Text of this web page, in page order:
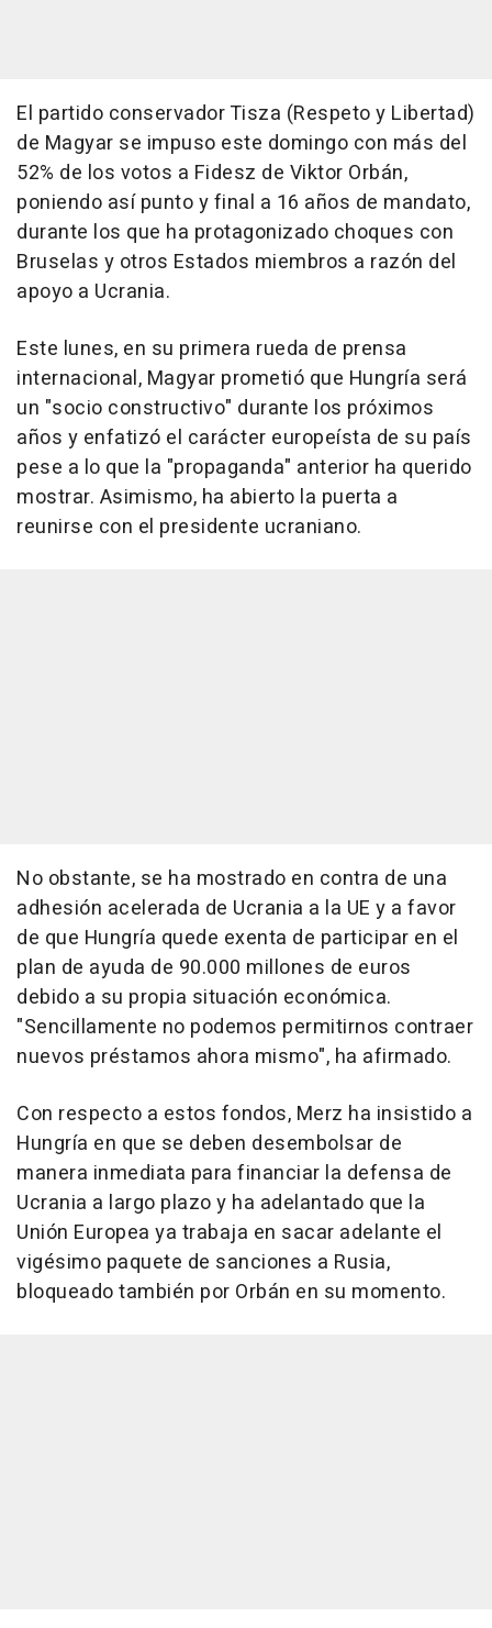
El partido conservador Tisza (Respeto y Libertad)
de Magyar se impuso este domingo con más del
52% de los votos a Fidesz de Viktor Orbán,
poniendo así punto y final a 16 años de mandato,
durante los que ha protagonizado choques con
Bruselas y otros Estados miembros a razón del
apoyo a Ucrania.
Este lunes, en su primera rueda de prensa
internacional, Magyar prometió que Hungría será
un "socio constructivo" durante los próximos
años y enfatizó el carácter europeísta de su país
pese a lo que la "propaganda" anterior ha querido
mostrar. Asimismo, ha abierto la puerta a
reunirse con el presidente ucraniano.
No obstante, se ha mostrado en contra de una
adhesión acelerada de Ucrania a la UE y a favor
de que Hungría quede exenta de participar en el
plan de ayuda de 90.000 millones de euros
debido a su propia situación económica.
"Sencillamente no podemos permitirnos contraer
nuevos préstamos ahora mismo", ha afirmado.
Con respecto a estos fondos, Merz ha insistido a
Hungría en que se deben desembolsar de
manera inmediata para financiar la defensa de
Ucrania a largo plazo y ha adelantado que la
Unión Europea ya trabaja en sacar adelante el
vigésimo paquete de sanciones a Rusia,
bloqueado también por Orbán en su momento.